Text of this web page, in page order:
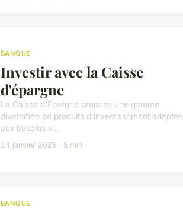
BANQUE
Investir avec la Caisse
d'épargne
La Caisse d'Épargne propose une gamme
diversifiée de produits d'investissement adaptés
aux besoins v...
24 janvier 2025 · 5 min
BANQUE